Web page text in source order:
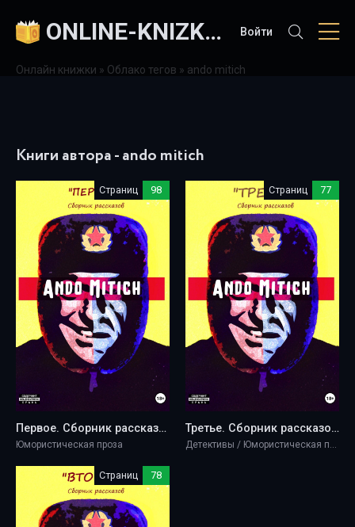
ONLINE-KNIZKI.COM Войти
Онлайн книжки » Облако тегов » ando mitich
Книги автора - ando mitich
Страниц 98
Первое. Сборник рассказов - Ando Mitich
Юмористическая проза
Страниц 77
Третье. Сборник рассказов - Ando Mitich
Детективы / Юмористическая проза
Страниц 78